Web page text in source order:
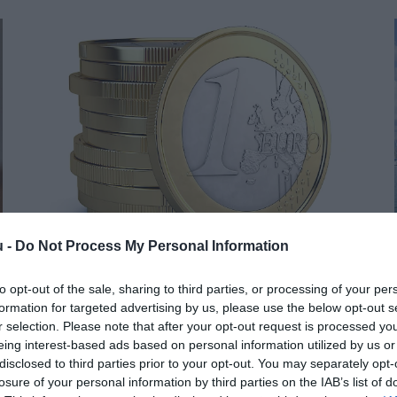
- Do Not Process My Personal Information
opt-out of the sale, sharing to third parties, or processing of your
for targeted advertising by us, please use the below opt-out
selection. Please note that after your opt-out request is processed
interest-based ads based on personal information utilized by us
to third parties prior to your opt-out. You may separately
of your personal information by third parties on the IAB’s list of
Zseniális húzás, 500 euróval elhitette, hogy
befektetési guru
A Unicor VC azzal hívta fel a magára a figyelmet, hogy
mindössze egy euróval száll be ígéretes cégekbe, amelyek gyors